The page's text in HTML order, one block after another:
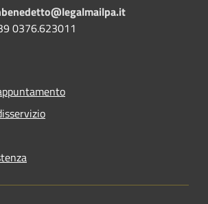
0376.623011